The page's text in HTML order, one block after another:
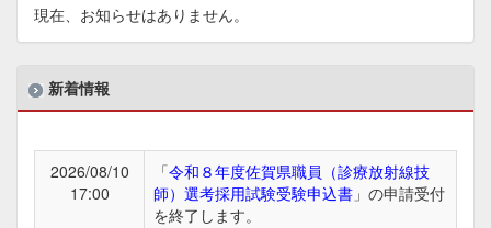
現在、お知らせはありません。
新着情報
2026/08/10
17:00
「令和８年度佐賀県職員（診療放射線技
師）選考採用試験受験申込書 」の申請受付
を終了します。